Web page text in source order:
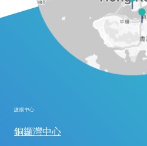
護眼中心
銅鑼灣中心